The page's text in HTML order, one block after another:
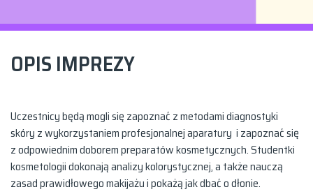
OPIS IMPREZY
Uczestnicy będą mogli się zapoznać z metodami diagnostyki
skóry z wykorzystaniem profesjonalnej aparatury i zapoznać się
z odpowiednim doborem preparatów kosmetycznych. Studentki
kosmetologii dokonają analizy kolorystycznej, a także nauczą
zasad prawidłowego makijażu i pokażą jak dbać o dłonie.